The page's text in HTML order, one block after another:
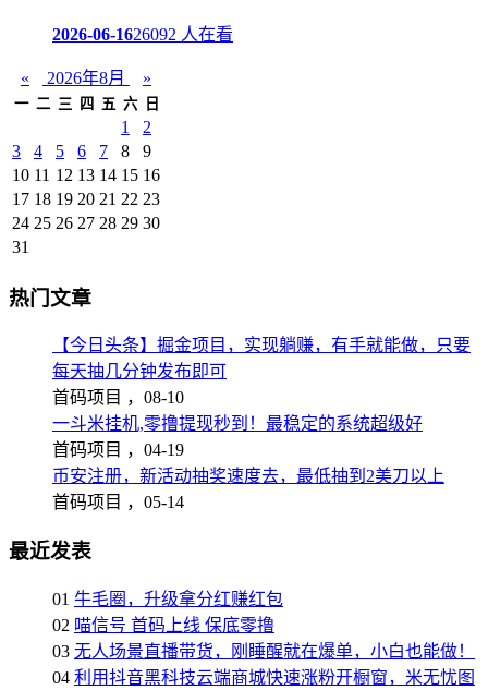
2026-06-1626092 人在看
« 2026年8月 »
一 二 三 四 五 六 日
1
2
3
4 5 6 7 8
9
10 11 12 13 14 15 16
17 18 19 20 21 22 23
24 25 26 27 28 29 30
31
热门文章
【今日头条】掘金项目，实现躺赚，有手就能做，只要
每天抽几分钟发布即可
首码项目 ， 08-10
一斗米挂机,零撸提现秒到！最稳定的系统超级好
首码项目 ， 04-19
币安注册，新活动抽奖速度去，最低抽到2美刀以上
首码项目 ， 05-14
最近发表
01 牛毛圈，升级拿分红赚红包
02 喵信号 首码上线 保底零撸
03 无人场景直播带货，刚睡醒就在爆单，小白也能做！
04 利用抖音黑科技云端商城快速涨粉开橱窗，米无忧图